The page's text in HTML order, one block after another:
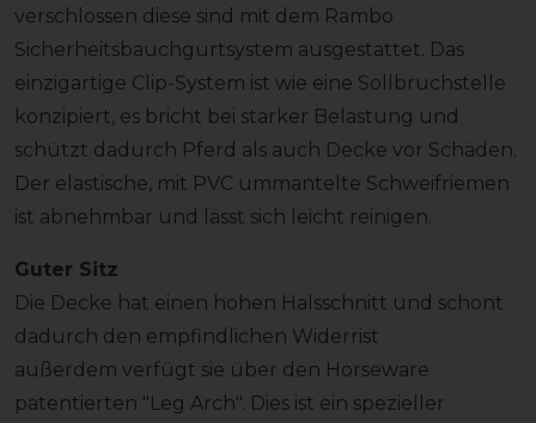
verschlossen diese sind mit dem Rambo
Sicherheitsbauchgurtsystem ausgestattet. Das
einzigartige Clip-System ist wie eine Sollbruchstelle
konzipiert, es bricht bei starker Belastung und
schützt dadurch Pferd als auch Decke vor Schäden.
Der elastische, mit PVC ummantelte Schweifriemen
ist abnehmbar und lässt sich leicht reinigen.
Guter Sitz
Die Decke hat einen hohen Halsschnitt und schont
dadurch den empfindlichen Widerrist
außerdem verfügt sie über den Horseware
patentierten "Leg Arch". Dies ist ein spezieller